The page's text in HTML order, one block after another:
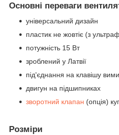
Основні переваги
універсальний дизайн
пластик не жовтіє (з
потужність 15 Вт
зроблений у Латвії
під'єднання на клавішу
двигун на підшипниках
зворотний клапан (опція)
Розміри